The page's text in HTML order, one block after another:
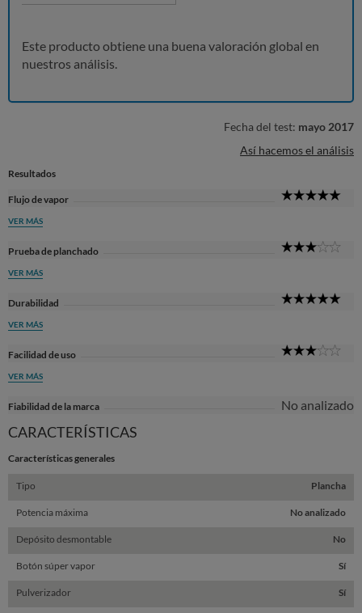
Este producto obtiene una buena valoración global en
nuestros análisis.
Fecha del test: mayo 2017
Así hacemos el análisis
Resultados
Flujo de vapor
VER MÁS
Prueba de planchado
VER MÁS
Durabilidad
VER MÁS
Facilidad de uso
VER MÁS
Fiabilidad de la marca No analizado
CARACTERÍSTICAS
Características generales
Tipo Plancha
Potencia máxima No analizado
Depósito desmontable No
Botón súper vapor Sí
Pulverizador Sí